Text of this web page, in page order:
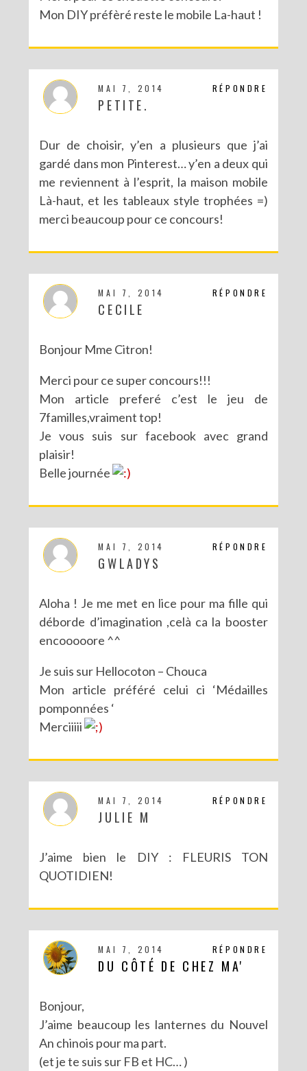
Mon DIY préfèré reste le mobile La-haut !
RÉPONDRE
MAI 7, 2014
PETITE.
Dur de choisir, y’en a plusieurs que j’ai
gardé dans mon Pinterest… y’en a deux qui
me reviennent à l’esprit, la maison mobile
Là-haut, et les tableaux style trophées =)
merci beaucoup pour ce concours!
RÉPONDRE
MAI 7, 2014
CECILE
Bonjour Mme Citron!
Merci pour ce super concours!!!
Mon article preferé c’est le jeu de
7familles,vraiment top!
Je vous suis sur facebook avec grand
plaisir!
Belle journée
RÉPONDRE
MAI 7, 2014
GWLADYS
Aloha ! Je me met en lice pour ma fille qui
déborde d’imagination ,celà ca la booster
encooooore ^^
Je suis sur Hellocoton – Chouca
Mon article préféré celui ci ‘Médailles
pomponnées ‘
Merciiiii
RÉPONDRE
MAI 7, 2014
JULIE M
J’aime bien le DIY : FLEURIS TON
QUOTIDIEN!
RÉPONDRE
MAI 7, 2014
DU CÔTÉ DE CHEZ MA'
Bonjour,
J’aime beaucoup les lanternes du Nouvel
An chinois pour ma part.
(et je te suis sur FB et HC… )